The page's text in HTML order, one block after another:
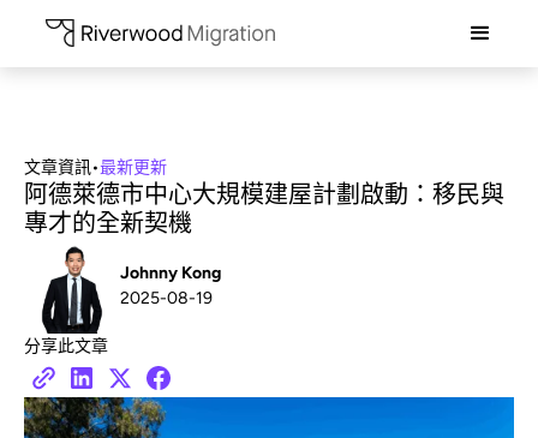
文章資訊•最新更新
阿德萊德市中心大規模建屋計劃啟動：移民與
專才的全新契機
Johnny Kong
2025-08-19
分享此文章